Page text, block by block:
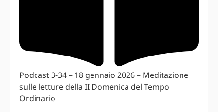
Podcast 3-34 – 18 gennaio 2026 – Meditazione
sulle letture della II Domenica del Tempo
Ordinario